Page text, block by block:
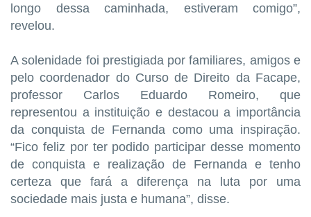
longo dessa caminhada, estiveram comigo”,
revelou.
A solenidade foi prestigiada por familiares, amigos e
pelo coordenador do Curso de Direito da Facape,
professor Carlos Eduardo Romeiro, que
representou a instituição e destacou a importância
da conquista de Fernanda como uma inspiração.
“Fico feliz por ter podido participar desse momento
de conquista e realização de Fernanda e tenho
certeza que fará a diferença na luta por uma
sociedade mais justa e humana”, disse.